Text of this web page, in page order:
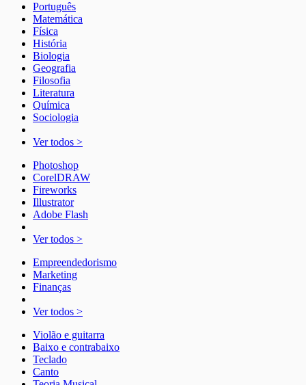
Português
Matemática
Física
História
Biologia
Geografia
Filosofia
Literatura
Química
Sociologia
Ver todos >
Photoshop
CorelDRAW
Fireworks
Illustrator
Adobe Flash
Ver todos >
Empreendedorismo
Marketing
Finanças
Ver todos >
Violão e guitarra
Baixo e contrabaixo
Teclado
Canto